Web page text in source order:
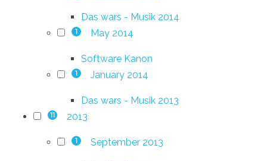
Das wars - Musik 2014
1 May 2014
Software Kanon
1 January 2014
Das wars - Musik 2013
11 2013
1 September 2013